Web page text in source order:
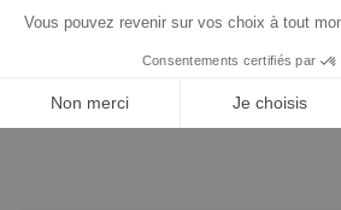
19,90 €